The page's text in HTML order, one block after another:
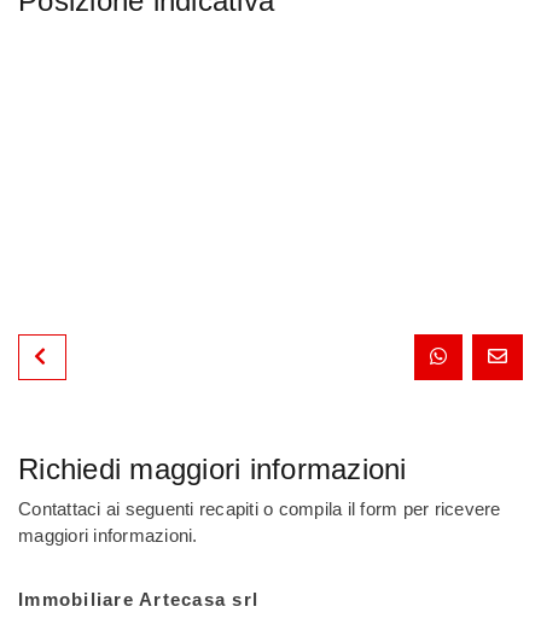
Richiedi maggiori informazioni
Contattaci ai seguenti recapiti o compila il form per ricevere
maggiori informazioni.
Immobiliare Artecasa srl